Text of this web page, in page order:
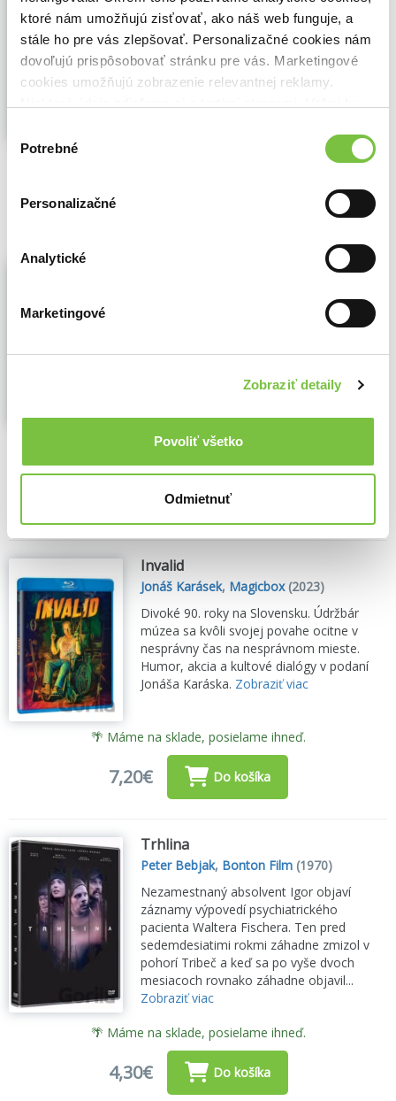
ktoré nám umožňujú zisťovať, ako náš web funguje, a
stále ho pre vás zlepšovať. Personalizačné cookies nám
dovoľujú prispôsobovať stránku pre vás. Marketingové
cookies umožňujú zobrazenie relevantnej reklamy.
cookies.
súhlasu
Potrebné
Personalizačné
Analytické
Marketingové
Zobraziť detaily
Povoliť všetko
Odmietnuť
Miloš Pietor
(1973)
Televízna inscenácia divadelnej hry Jozefa
Gregora Tajovského. Dráma zo slovenskej
dediny na prelome 19. a 20. stor., v ktorej
autor ukazuje nezmyselnosť spájania
ľudských osudov kvôli majetku...Zobraziť
8,19€
Tajemství hradu v Karpatech BD
Protagonistou vyprávění je hrdinný hrabě
Dočolomanský), který s věrným
během pobytu v Karpatii narazí na stopu
Verde (Evelyna Steimarová)...Zobraziť viac
Do košíka
Invalid
Jonáš Karásek, Magicbox(2023)
Divoké 90. roky na Slovensku. Údržbár
múzea sa kvôli svojej povahe ocitne v
nesprávny čas na nesprávnom mieste.
Humor, akcia a kultové dialógy v podaní
Jonáša Karáska. Zobraziť viac
🌴 Máme na sklade, posielame ihneď.
7,20€ Do košíka
Trhlina
Peter Bebjak, Bonton Film (1970)
Nezamestnaný absolvent Igor objaví
záznamy výpovedí psychiatrického
pacienta Waltera Fischera. Ten pred
sedemdesiatimi rokmi záhadne zmizol v
pohorí Tribeč a keď sa po vyše dvoch
mesiacoch rovnako záhadne objavil...
Zobraziť viac
🌴 Máme na sklade, posielame ihneď.
4,30€ Do košíka